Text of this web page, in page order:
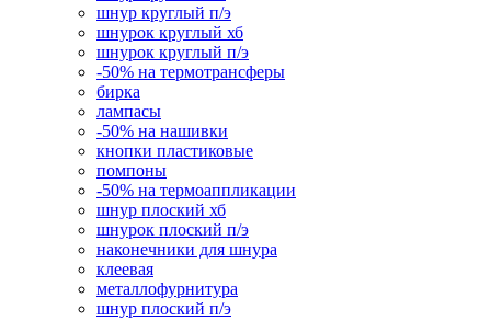
шнур круглый п/э
шнурок круглый хб
шнурок круглый п/э
-50% на термотрансферы
бирка
лампасы
-50% на нашивки
кнопки пластиковые
помпоны
-50% на термоаппликации
шнур плоский хб
шнурок плоский п/э
наконечники для шнура
клеевая
металлофурнитура
шнур плоский п/э